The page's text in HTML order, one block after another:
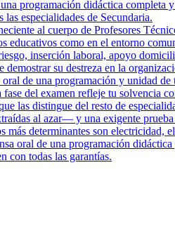
programación didáctica completa
especialidades de Secundaria.
al cuerpo de Profesores
como en el entorno
inserción laboral, apoyo
su destreza en la
de una programación y unidad
del examen refleje tu solvencia
las distingue del resto de
al azar— y una exigente
determinantes son electricidad,
oral de una programación
con todas las garantías.